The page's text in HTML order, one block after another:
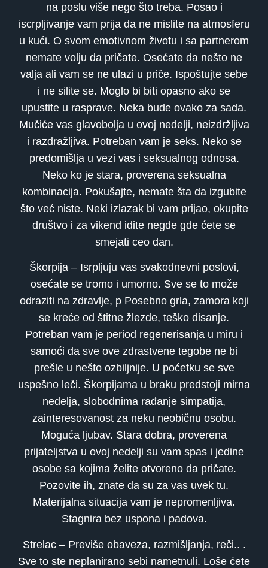
na poslu više nego što treba. Posao i
iscrpljivanje vam prija da ne mislite na atmosferu
u kući. O svom emotivnom životu i sa partnerom
nemate volju da pričate. Osećate da nešto ne
valja ali vam se ne ulazi u priče. Ispoštujte sebe
i ne silite se. Moglo bi biti opasno ako se
upustite u rasprave. Neka bude ovako za sada.
Mučiće vas glavobolja u ovoj nedelji, neizdržljiva
i razdražljiva. Potreban vam je seks. Neko se
predomišlja u vezi vas i seksualnog odnosa.
Neko ko je stara, proverena seksualna
kombinacija. Pokušajte, nemate šta da izgubite
što već niste. Neki izlazak bi vam prijao, okupite
društvo i za vikend idite negde gde ćete se
smejati ceo dan.
Škorpija – Isrpljuju vas svakodnevni poslovi,
osećate se tromo i umorno. Sve se to može
odraziti na zdravlje, p Posebno grla, zamora koji
se kreće od štitne žlezde, teško disanje.
Potreban vam je period regenerisanja u miru i
samoći da sve ove zdrastvene tegobe ne bi
prešle u nešto ozbiljnije. U poćetku se sve
uspešno leči. Škorpijama u braku predstoji mirna
nedelja, slobodnima rađanje simpatija,
zainteresovanost za neku neobičnu osobu.
Moguća ljubav. Stara dobra, proverena
prijateljstva u ovoj nedelji su vam spas i jedine
osobe sa kojima želite otvoreno da pričate.
Pozovite ih, znate da su za vas uvek tu.
Materijalna situacija vam je nepromenljiva.
Stagnira bez uspona i padova.
Strelac – Previše obaveza, razmišljanja, reči.. .
Sve to ste neplanirano sebi nametnuli. Loše ćete